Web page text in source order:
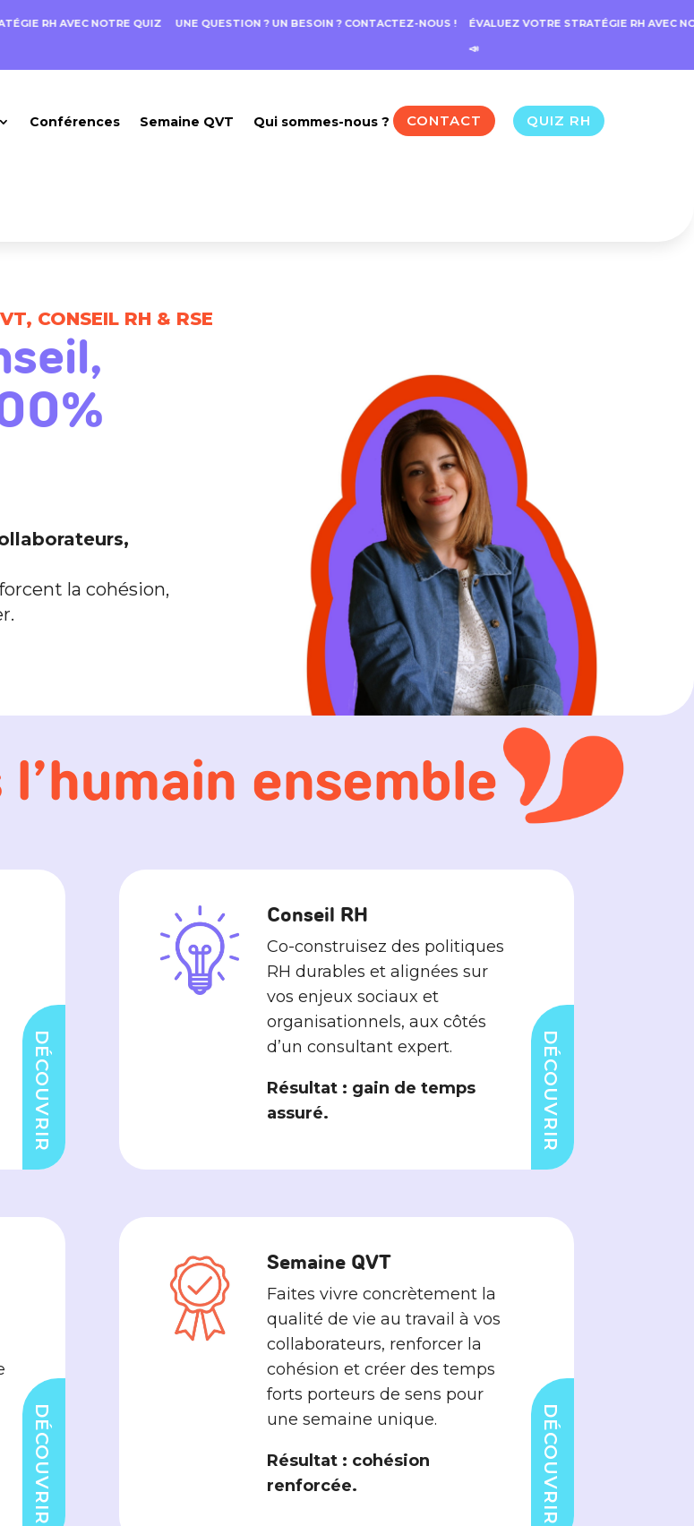
RH AVEC NOTRE QUIZ
UNE QUESTION ? UN BESOIN ? CONTACTEZ-NOUS !
ÉVALUEZ VOTRE STRATÉGIE RH AVEC
Conférences Semaine QVT Qui sommes-nous ? CONTACT QUIZ RH
CONSEIL RH & RSE
la cohésion,
ensemble
DÉCOUVRIR
Conseil RH
Co-construisez des politiques
RH durables et alignées sur
vos enjeux sociaux et
organisationnels, aux côtés
d’un consultant expert.
Résultat : gain de temps
assuré.
DÉCOUVRIR
DÉCOUVRIR
Semaine QVT
Faites vivre concrètement la
qualité de vie au travail à vos
collaborateurs, renforcer la
cohésion et créer des temps
forts porteurs de sens pour
une semaine unique.
Résultat : cohésion
renforcée.
DÉCOUVRIR